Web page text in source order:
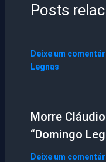
Posts
Deixe um
Legnas
Morre
“Domingo
Deixe um